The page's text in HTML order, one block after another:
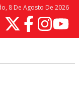
8 De Agosto De 2026